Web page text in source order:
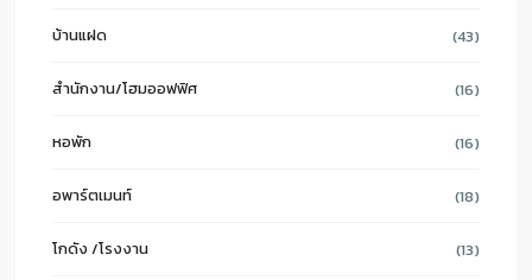
บ้านแฝด (43)
สำนักงาน/โฮมออฟฟิศ (16)
หอพัก (16)
อพาร์ตเมนท์ (18)
โกดัง /โรงงาน (13)